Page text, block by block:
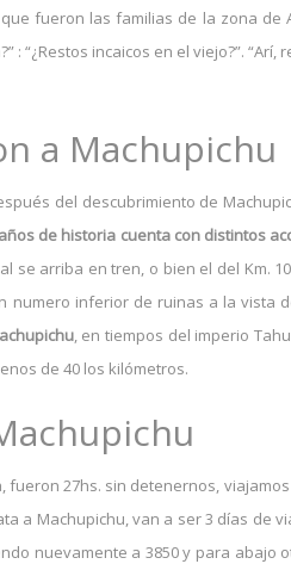
fueron las familias de la zona
“¿Restos incaicos en el viejo?”. “Arí,
a Machupichu
del descubrimiento de
de historia cuenta con distintos
se arriba en tren, o bien el del Km.
numero inferior de ruinas a la vista
, en tiempos del imperio
de 40 los kilómetros.
27hs. sin detenernos,
a Machupichu, van a ser 3 días de
nuevamente a 3850 y para abajo